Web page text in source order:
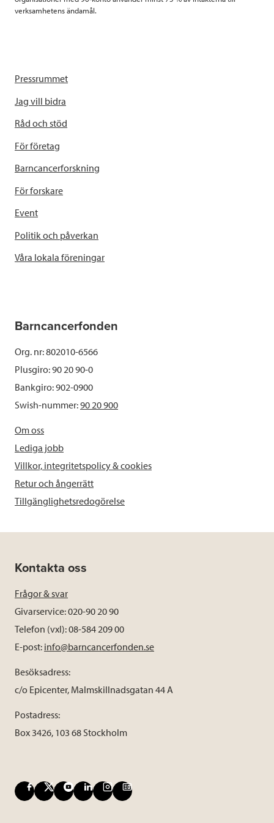
verksamhetens ändamål.
Pressrummet
Jag vill bidra
Råd och stöd
För företag
Barncancerforskning
För forskare
Event
Politik och påverkan
Våra lokala föreningar
Barncancerfonden
Org. nr: 802010-6566
Plusgiro: 90 20 90-0
Bankgiro: 902-0900
Swish-nummer:90 20 900
Om oss
Lediga jobb
Villkor, integritetspolicy & cookies
Retur och ångerrätt
Tillgänglighetsredogörelse
Kontakta oss
Frågor & svar
Givarservice: 020-90 20 90
Telefon (vxl): 08-584 209 00
E-post: info@barncancerfonden.se
Besöksadress:
c/o Epicenter, Malmskillnadsgatan 44 A
Postadress:
Box 3426, 103 68 Stockholm
F
X
Y
L
I
B